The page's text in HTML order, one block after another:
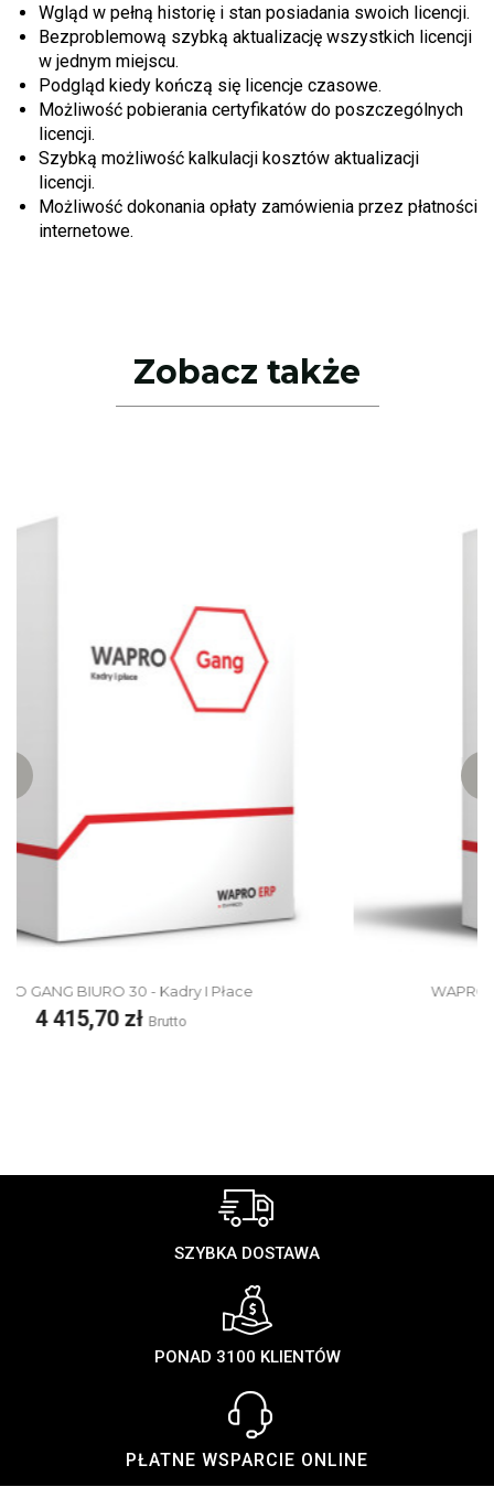
Wgląd w pełną historię i stan posiadania swoich licencji.
Bezproblemową szybką aktualizację wszystkich licencji
w jednym miejscu.
Podgląd kiedy kończą się licencje czasowe.
Możliwość pobierania certyfikatów do poszczególnych
licencji.
Szybką możliwość kalkulacji kosztów aktualizacji
licencji.
Możliwość dokonania opłaty zamówienia przez płatności
internetowe.
Zobacz także
WAPRO GANG BIURO 50 - Kadry I Płace
Cena
4 907,70 zł
SZYBKA DOSTAWA
PONAD 3100 KLIENTÓW
PŁATNE WSPARCIE ONLINE